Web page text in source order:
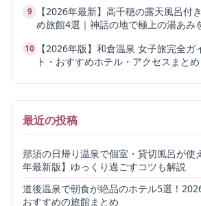
9
【2026年最新】高千穂の露天風呂付
め旅館4選｜神話の地で極上の湯あみ
10
【2026年版】和倉温泉 女子旅完全ガ
ト・おすすめホテル・アクセスまとめ
最近の投稿
那須の日帰り温泉で個室・貸切風呂が使
年最新版】ゆっくり過ごすコツも解説
道後温泉で朝食が絶品のホテル5選！
おすすめの旅館まとめ